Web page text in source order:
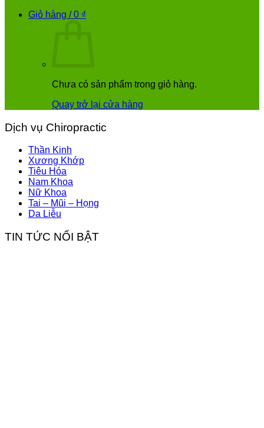
Giỏ hàng /0 ₫
Chưa có sản phẩm trong giỏ hàng.
Quay trở lại cửa hàng
Dịch vụ Chiropractic
Thần Kinh
Xương Khớp
Tiêu Hóa
Nam Khoa
Nữ Khoa
Tai – Mũi – Họng
Da Liễu
TIN TỨC NỔI BẬT